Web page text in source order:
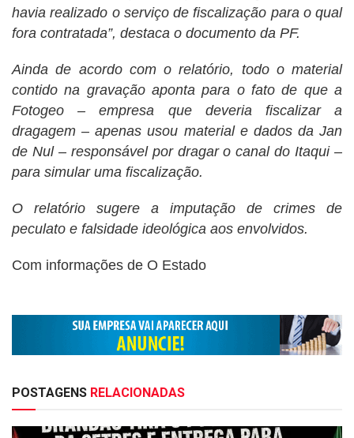
havia realizado o serviço de fiscalização para o qual
fora contratada”, destaca o documento da PF.
Ainda de acordo com o relatório, todo o material
contido na gravação aponta para o fato de que a
Fotogeo – empresa que deveria fiscalizar a
dragagem – apenas usou material e dados da Jan
de Nul – responsável por dragar o canal do Itaqui –
para simular uma fiscalização.
O relatório sugere a imputação de crimes de
peculato e falsidade ideológica aos envolvidos.
Com informações de O Estado
POSTAGENS RELACIONADAS